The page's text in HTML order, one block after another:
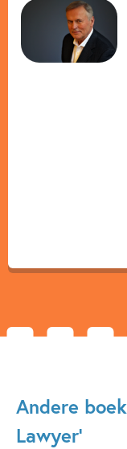
Kenmerken van
15+ jaar
Andere
Lawyer'